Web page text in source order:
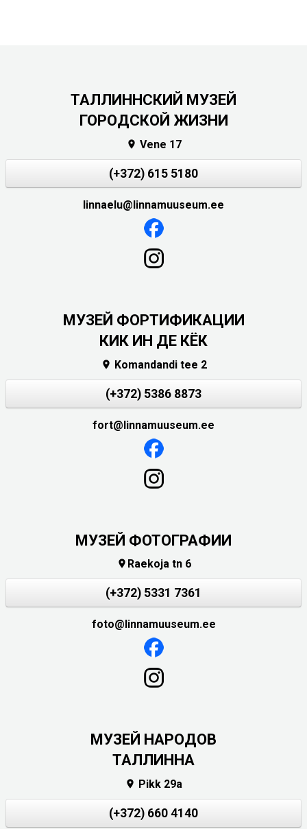
ТАЛЛИННСКИЙ МУЗЕЙ
ГОРОДСКОЙ ЖИЗНИ
 Vene 17
(+372) 615 5180
linnaelu@linnamuuseum.ee
МУЗЕЙ ФОРТИФИКАЦИИ
КИК ИН ДЕ КЁК
 Komandandi tee 2
(+372) 5386 8873
fort@linnamuuseum.ee
МУЗЕЙ ФОТОГРАФИИ
 Raekoja tn 6
(+372) 5331 7361
foto@linnamuuseum.ee
MУЗЕЙ НАРОДОВ
ТАЛЛИННА
 Pikk 29a
(+372) 660 4140